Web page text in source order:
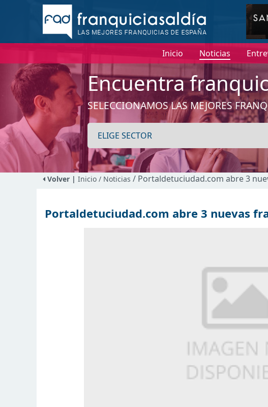
Inicio Noticias
Encuentra
SELECCIONAMOS LAS MEJORES
Volver | Inicio / Noticias / Portaldetuciudad.com abre 3
Portaldetuciudad.com abre 3 nuevas